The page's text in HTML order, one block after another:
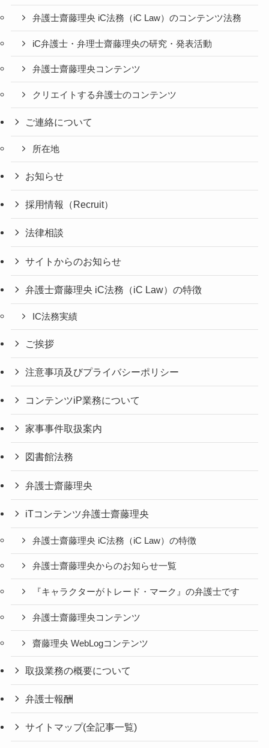
弁護士齋藤理央 iC法務（iC Law）のコンテンツ法務
iC弁護士・弁理士齋藤理央の研究・発表活動
弁護士齋藤理央コンテンツ
クリエイトする弁護士のコンテンツ
ご連絡について
所在地
お知らせ
採用情報（Recruit）
法律相談
サイトからのお知らせ
弁護士齋藤理央 iC法務（iC Law）の特徴
IC法務実績
ご挨拶
注意事項及びプライバシーポリシー
コンテンツiP業務について
家事事件取扱案内
図書館法務
弁護士齋藤理央
iTコンテンツ弁護士齋藤理央
弁護士齋藤理央 iC法務（iC Law）の特徴
弁護士齋藤理央からのお知らせ一覧
『キャラクターがトレード・マーク』の弁護士です
弁護士齋藤理央コンテンツ
齋藤理央 WebLogコンテンツ
取扱業務の概要について
弁護士報酬
サイトマップ(全記事一覧)